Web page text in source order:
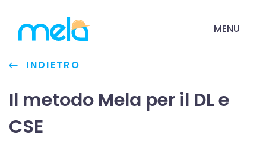
MENU
INDIETRO
Il metodo Mela per il DL e
CSE